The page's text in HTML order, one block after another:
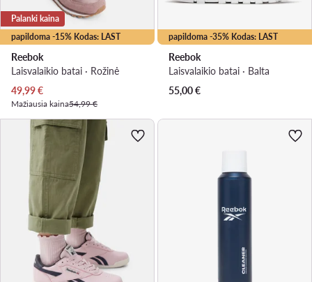
papildoma -15% Kodas: LAST
Palanki kaina
Reebok
Laisvalaikio batai · Rožinė
Dabartinė kaina
49,99€
Mažiausia kaina54,99 €
papildoma -35% Kodas: LAST
Reebok
Laisvalaikio batai · Balta
55,00€